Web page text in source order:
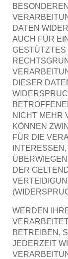
DATEN
AUCH FÜR
GESTÜTZTES
DIESER
NICHT MEHR
KÖNNEN
FÜR DIE
DER
WERDEN
BETREIBEN,
JEDERZEIT